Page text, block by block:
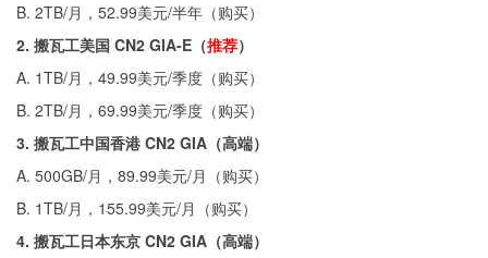
B. 2TB/月，52.99美元/半年（购买）
2. 搬瓦工美国 CN2 GIA-E（推荐）
A. 1TB/月，49.99美元/季度（购买）
B. 2TB/月，69.99美元/季度（购买）
3. 搬瓦工中国香港 CN2 GIA（高端）
A. 500GB/月，89.99美元/月（购买）
B. 1TB/月，155.99美元/月（购买）
4. 搬瓦工日本东京 CN2 GIA（高端）